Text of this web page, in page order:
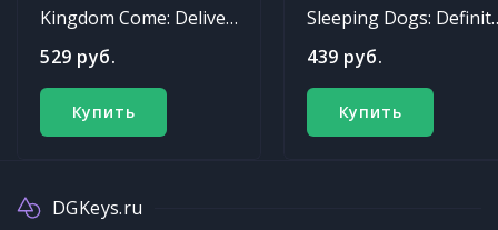
Kingdom Come: Deliverance
529 руб.
Купить
Sleeping
439 руб.
Купить
DGKeys.ru